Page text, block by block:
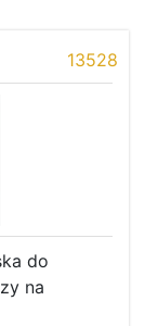
13528
do
na